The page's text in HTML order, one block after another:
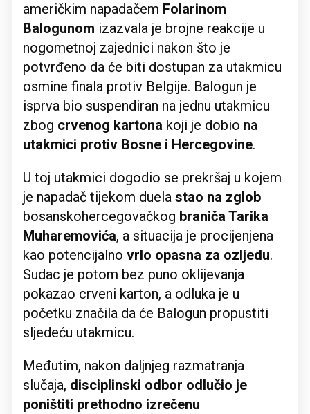
američkim napadačem Folarinom
Balogunom izazvala je brojne reakcije u
nogometnoj zajednici nakon što je
potvrđeno da će biti dostupan za utakmicu
osmine finala protiv Belgije. Balogun je
isprva bio suspendiran na jednu utakmicu
zbog crvenog kartona koji je dobio na
utakmici protiv Bosne i Hercegovine.
U toj utakmici dogodio se prekršaj u kojem
je napadač tijekom duela stao na zglob
bosanskohercegovačkog braniča Tarika
Muharemovića, a situacija je procijenjena
kao potencijalno vrlo opasna za ozljedu.
Sudac je potom bez puno oklijevanja
pokazao crveni karton, a odluka je u
početku značila da će Balogun propustiti
sljedeću utakmicu.
Međutim, nakon daljnjeg razmatranja
slučaja, disciplinski odbor odlučio je
poništiti prethodno izrečenu